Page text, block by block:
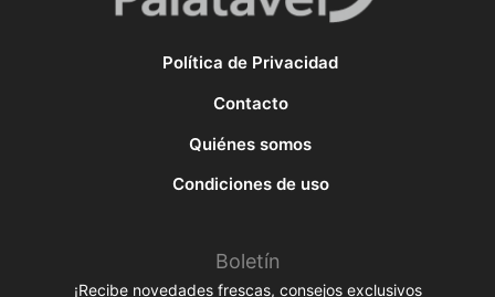
Política de Privacidad
Contacto
Quiénes somos
Condiciones de uso
Boletín
¡Recibe novedades frescas, consejos exclusivos